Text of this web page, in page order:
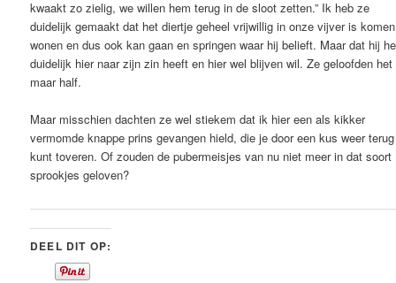
kwaakt zo zielig, we willen hem terug in de sloot zetten.” Ik heb ze
duidelijk gemaakt dat het diertje geheel vrijwillig in onze vijver is komen
wonen en dus ook kan gaan en springen waar hij belieft. Maar dat hij
duidelijk hier naar zijn zin heeft en hier wel blijven wil. Ze geloofden het
maar half.
Maar misschien dachten ze wel stiekem dat ik hier een als kikker
vermomde knappe prins gevangen hield, die je door een kus weer terug
kunt toveren. Of zouden de pubermeisjes van nu niet meer in dat soort
sprookjes geloven?
DEEL DIT OP: